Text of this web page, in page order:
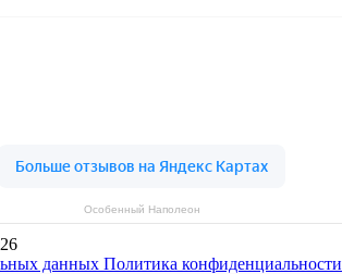
Особенный Наполеон
данных Политика конфиденциальности